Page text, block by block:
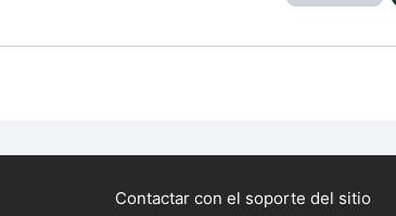
Contactar con el soporte del sitio